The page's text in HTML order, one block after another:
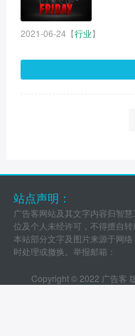
2021-06-24 【行业】
站点声明：
广告客网站及其文字内容归智
位及个人未经许可，不得擅自转
本站部分文字及图片来源于网
时处理或撤换。举报邮箱：
Copyright © 2022 广告客